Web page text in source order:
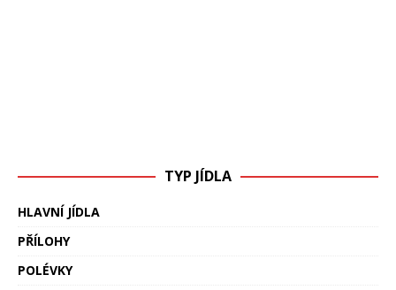
TYP JÍDLA
HLAVNÍ JÍDLA
PŘÍLOHY
POLÉVKY